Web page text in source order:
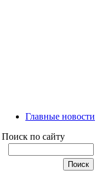
Главные новости
Поиск по сайту